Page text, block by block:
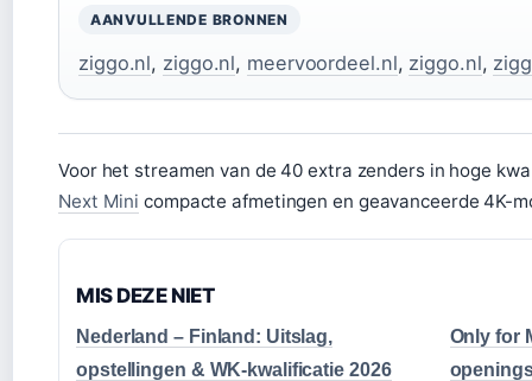
AANVULLENDE BRONNEN
ziggo.nl, ziggo.nl, meervoordeel.nl, ziggo.nl,
Voor het streamen van de 40 extra zenders in hoge
Next Mini compacte afmetingen en geavanceerde 4K-
MIS DEZE NIET
Nederland – Finland: Uitslag,
opstellingen & WK-kwalificatie 2026
Only for